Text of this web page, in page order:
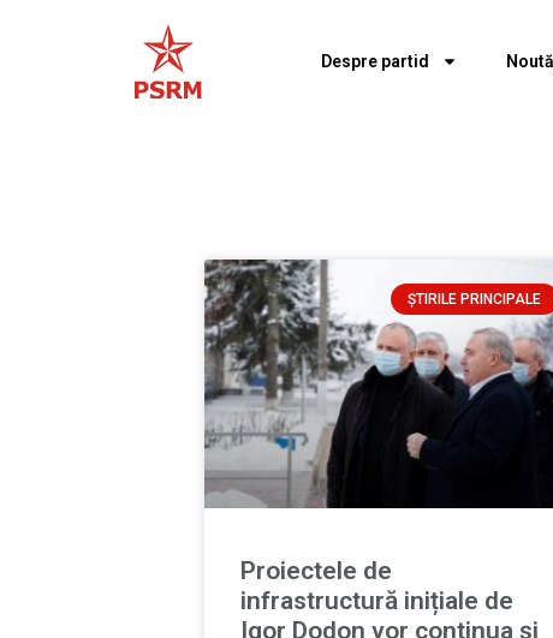
Despre partid
ȘTIRILE PRINCIPALE
Proiectele de
infrastructură inițiale de
Igor Dodon vor continua și